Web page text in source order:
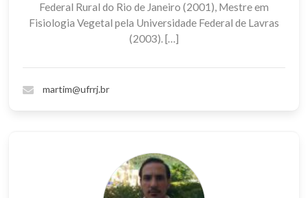
Federal Rural do Rio de Janeiro (2001), Mestre em
Fisiologia Vegetal pela Universidade Federal de Lavras
(2003). […]
martim@ufrrj.br